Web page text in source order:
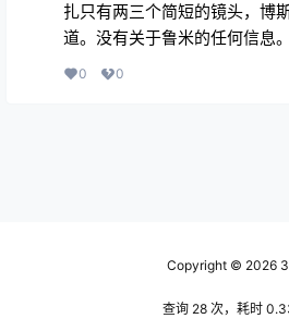
扎只有两三个简短的镜头，博
道。没有关于鲁米的任何信息
0 0
Copyright © 2026
查询 28 次，耗时